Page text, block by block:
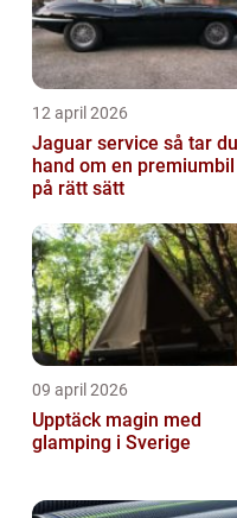
12 april 2026
Jaguar service så tar du
hand om en premiumbil
på rätt sätt
09 april 2026
Upptäck magin med
glamping i Sverige